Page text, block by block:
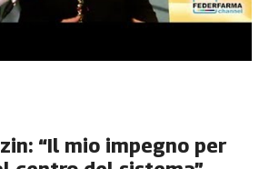
“Il mio impegno per